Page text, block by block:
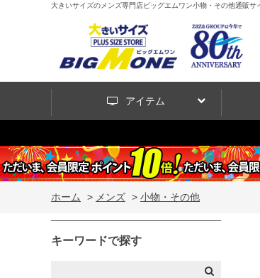
大きいサイズのメンズ専門店ビッグエムワン小物・その他通販サ
アイテム
ホーム > メンズ > 小物・その他
キーワードで探す